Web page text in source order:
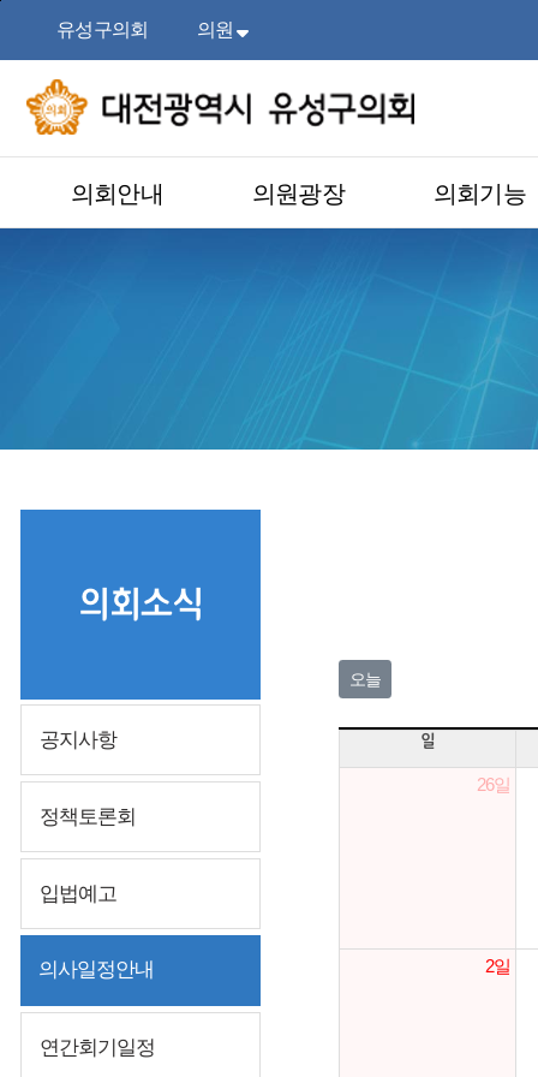
유성구의회 의원 목록
열기
의회안내 의원광장 의회기능
의회소식
공지사항
정책토론회
입법예고
의사일정안내
연간회기일정
오늘
일
26일
2일